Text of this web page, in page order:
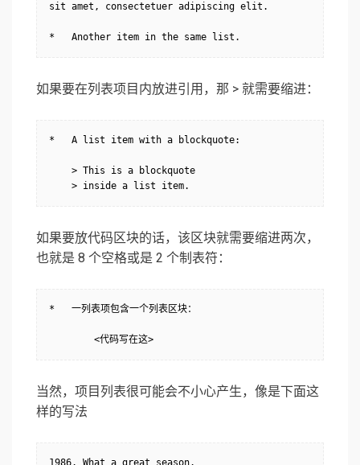
sit amet, consectetuer adipiscing elit.
*   Another item in the same list.
如果要在列表项目内放进引用，那 > 就需要缩进：
*   A list item with a blockquote:
    > This is a blockquote
    > inside a list item.
如果要放代码区块的话，该区块就需要缩进两次，
也就是 8 个空格或是 2 个制表符：
*   一列表项包含一个列表区块：
        <代码写在这>
当然，项目列表很可能会不小心产生，像是下面这
样的写法